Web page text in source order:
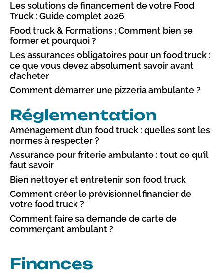
Les solutions de financement de votre Food
Truck : Guide complet 2026
Food truck & Formations : Comment bien se
former et pourquoi ?
Les assurances obligatoires pour un food truck :
ce que vous devez absolument savoir avant
d’acheter
Comment démarrer une pizzeria ambulante ?
Réglementation
Aménagement d’un food truck : quelles sont les
normes à respecter ?
Assurance pour friterie ambulante : tout ce qu’il
faut savoir
Bien nettoyer et entretenir son food truck
Comment créer le prévisionnel financier de
votre food truck ?
Comment faire sa demande de carte de
commerçant ambulant ?
Finances